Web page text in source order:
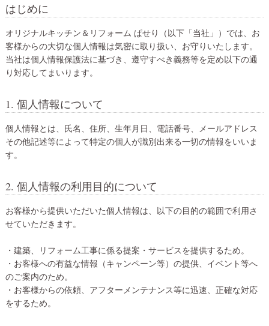
はじめに
オリジナルキッチン＆リフォーム ぱせり（以下「当社」）では、お
客様からの大切な個人情報は気密に取り扱い、お守りいたします。
当社は個人情報保護法に基づき、遵守すべき義務等を定め以下の通
り対応してまいります。
1. 個人情報について
個人情報とは、氏名、住所、生年月日、電話番号、メールアドレス
その他記述等によって特定の個人が識別出来る一切の情報をいいま
す。
2. 個人情報の利用目的について
お客様から提供いただいた個人情報は、以下の目的の範囲で利用さ
せていただきます。
・建築、リフォーム工事に係る提案・サービスを提供するため。
・お客様への有益な情報（キャンペーン等）の提供、イベント等へ
のご案内のため。
・お客様からの依頼、アフターメンテナンス等に迅速、正確な対応
をするため。